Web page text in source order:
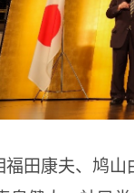
福田康夫、鸠